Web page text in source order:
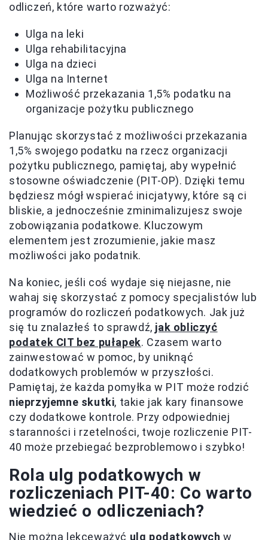
odliczeń, które warto rozważyć:
Ulga na leki
Ulga rehabilitacyjna
Ulga na dzieci
Ulga na Internet
Możliwość przekazania 1,5% podatku na
organizacje pożytku publicznego
Planując skorzystać z możliwości przekazania
1,5% swojego podatku na rzecz organizacji
pożytku publicznego, pamiętaj, aby wypełnić
stosowne oświadczenie (PIT-OP). Dzięki temu
będziesz mógł wspierać inicjatywy, które są ci
bliskie, a jednocześnie zminimalizujesz swoje
zobowiązania podatkowe. Kluczowym
elementem jest zrozumienie, jakie masz
możliwości jako podatnik.
Na koniec, jeśli coś wydaje się niejasne, nie
wahaj się skorzystać z pomocy specjalistów lub
programów do rozliczeń podatkowych. Jak już
się tu znalazłeś to sprawdź, jak obliczyć
podatek CIT bez pułapek. Czasem warto
zainwestować w pomoc, by uniknąć
dodatkowych problemów w przyszłości.
Pamiętaj, że każda pomyłka w PIT może rodzić
nieprzyjemne skutki, takie jak kary finansowe
czy dodatkowe kontrole. Przy odpowiedniej
staranności i rzetelności, twoje rozliczenie PIT-
40 może przebiegać bezproblemowo i szybko!
Rola ulg podatkowych w
rozliczeniach PIT-40: Co warto
wiedzieć o odliczeniach?
Nie można lekceważyć ulg podatkowych w